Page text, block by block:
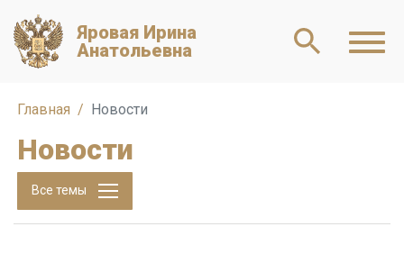
Яровая Ирина
Анатольевна
Главная Новости
Новости
Все темы